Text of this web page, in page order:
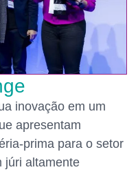
inovação em um
apresentam
prima para o setor
júri altamente